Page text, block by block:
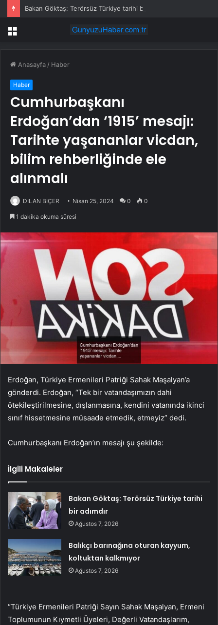
Bakan Göktaş: Terörsüz Türkiye tarihi bir adımdır
Menü
Anasayfa / Haber
Haber
Cumhurbaşkanı
Erdoğan’dan ‘1915’ mesajı:
Tarihte yaşananlar vicdan,
bilim rehberliğinde ele
alınmalı
DİLAN BİÇER Nisan 25, 2024 0 0
1 dakika okuma süresi
Erdoğan, Türkiye Ermenileri Patriği Sahak Maşalyan’a
gönderdi. Erdoğan, “Tek bir vatandaşımızın dahi
ötekileştirilmesine, dışlanmasına, kendini vatanında ikinci
sınıf hissetmesine müsaade etmedik, etmeyiz” dedi.
Cumhurbaşkanı Erdoğan’ın mesajı şu şekilde:
İlgili Makaleler
Bakan Göktaş: Terörsüz Türkiye tarihi
bir adımdır
Ağustos 7, 2026
Balıkçı barınağına oturan kayyum,
koltuktan kalkmıyor
Ağustos 7, 2026
“Türkiye Ermenileri Patriği Sayın Sahak Maşalyan, Ermeni
Toplumunun Kıymetli Üyeleri, Değerli Vatandaşlarım,